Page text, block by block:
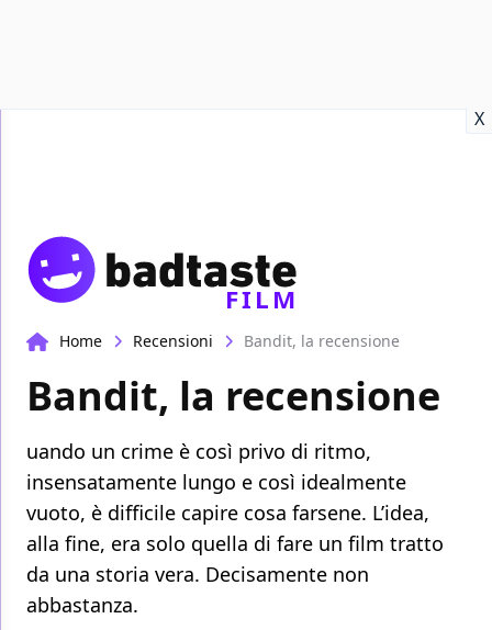
X
FILM
Home Recensioni Bandit, la recensione
Bandit, la recensione
uando un crime è così privo di ritmo,
insensatamente lungo e così idealmente
vuoto, è difficile capire cosa farsene. L’idea,
alla fine, era solo quella di fare un film tratto
da una storia vera. Decisamente non
abbastanza.